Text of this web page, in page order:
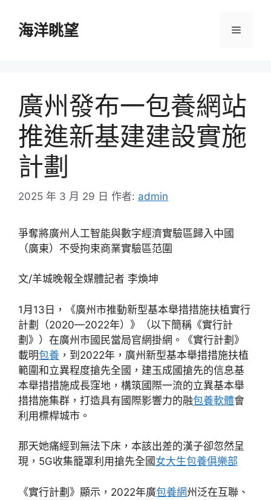
海洋眺望 選
廣州發布一包養網站
推進新基建建設實施
計劃
2025 年 3 月 29 日 作者: admin
爭奪將廣州人工智能與數字經濟實驗區歸入中國
（廣東）不受拘束商業實驗區范圍
文/羊城晚報全媒體記者 李煥坤
1月13日，《廣州市推動新型基本舉措措施扶植實行
計劃（2020—2022年）》（以下簡稱《實行計
劃》）在廣州市國民當局官網掛網。《實行計劃》
載明包養 ，到2022年，廣州新型基本舉措措施扶植
範圍和立異程度搶先全國，建玉成國搶先的信息基
本舉措措施成長窪地，構筑國際一流的立異基本舉
措措施集群，打造具有國際影響力的融包養軟體會
利用標桿城市。
那天她痛經到無法下床，本該出差的漢子卻忽然呈
現，5G收集籠罩利用搶先全國 女大生包養俱樂部
《實行計劃》顯示，2022年廣包養網州泛在互聯、